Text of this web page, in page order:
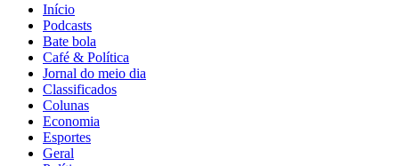
Início
Podcasts
Bate bola
Café & Política
Jornal do meio dia
Classificados
Colunas
Economia
Esportes
Geral